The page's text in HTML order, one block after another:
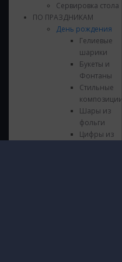
Сервировка стола
ПО ПРАЗДНИКАМ
День рождения
Гелиевые
шарики
Букеты и
Фонтаны
Стильные
композиции
Шары из
фольги
Цифры из